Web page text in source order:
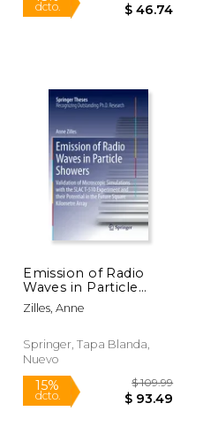
15%
Emission of Radio
Waves in Particle
Showers: Validation of
Microscopic
Slac T-510
Experiment and Their
Future Sq (en Inglés)
Zilles, Anne
Springer, Tapa Blanda,
Nuevo